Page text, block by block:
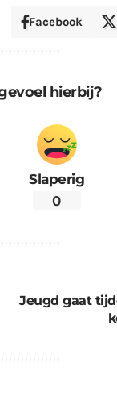
Facebook
hierbij?
Slaperig
0
Jeugd gaat